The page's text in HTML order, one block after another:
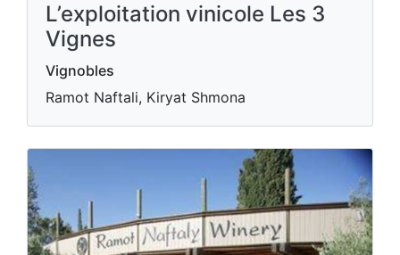
L’exploitation vinicole Les 3
Vignes
Vignobles
Ramot Naftali, Kiryat Shmona